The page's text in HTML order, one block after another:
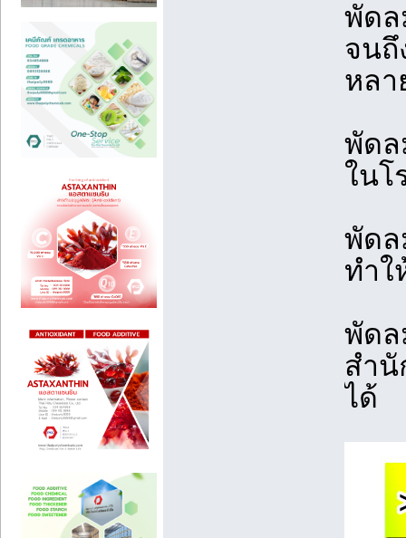
พัดล
จนถึ
หลา
พัดล
ในโ
พัดล
ทำใ
พัดล
สำนั
ได้